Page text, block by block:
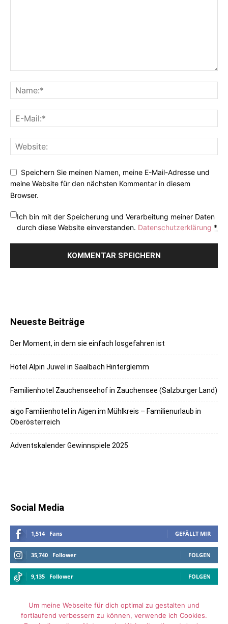
Speichern Sie meinen Namen, meine E-Mail-Adresse und
meine Website für den nächsten Kommentar in diesem
Browser.
Ich bin mit der Speicherung und Verarbeitung meiner Daten
durch diese Website einverstanden. Datenschutzerklärung *
Neueste Beiträge
Der Moment, in dem sie einfach losgefahren ist
Hotel Alpin Juwel in Saalbach Hinterglemm
Familienhotel Zauchenseehof in Zauchensee (Salzburger Land)
aigo Familienhotel in Aigen im Mühlkreis – Familienurlaub in
Oberösterreich
Adventskalender Gewinnspiele 2025
Social Media
1,514 Fans GEFÄLLT MIR
35,740 Follower FOLGEN
9,135 Follower FOLGEN
Um meine Webseite für dich optimal zu gestalten und
fortlaufend verbessern zu können, verwende ich Cookies.